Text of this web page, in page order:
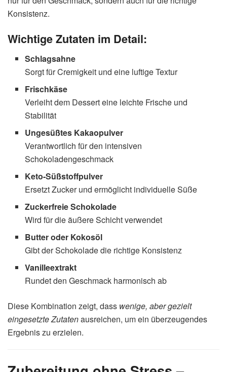
Konsistenz.
Wichtige Zutaten im Detail:
Schlagsahne
Sorgt für Cremigkeit und eine luftige Textur
Frischkäse
Verleiht dem Dessert eine leichte Frische und
Stabilität
Ungesüßtes Kakaopulver
Verantwortlich für den intensiven
Schokoladengeschmack
Keto-Süßstoffpulver
Ersetzt Zucker und ermöglicht individuelle Süße
Zuckerfreie Schokolade
Wird für die äußere Schicht verwendet
Butter oder Kokosöl
Gibt der Schokolade die richtige Konsistenz
Vanilleextrakt
Rundet den Geschmack harmonisch ab
Diese Kombination zeigt, dass wenige, aber gezielt
eingesetzte Zutatenausreichen, um ein überzeugendes
Ergebnis zu erzielen.